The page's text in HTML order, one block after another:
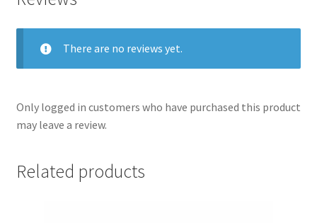
There are no reviews yet.
Only logged in customers who have purchased this product
may leave a review.
Related products